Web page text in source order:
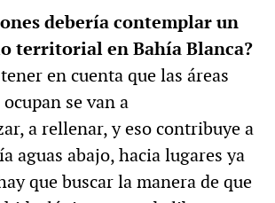
debería contemplar un
territorial en Bahía Blanca?
en cuenta que las áreas
se van a
a rellenar, y eso contribuye a
aguas abajo, hacia lugares ya
que buscar la manera de que